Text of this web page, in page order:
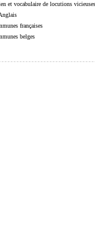
et vocabulaire de locutions
françaises
belges